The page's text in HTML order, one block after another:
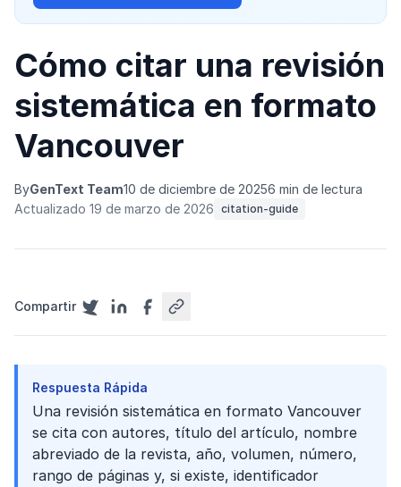
Cómo citar una revisión
sistemática en formato
Vancouver
ByGenText Team10 de diciembre de 20256 min de lectura
Actualizado 19 de marzo de 2026 citation-guide
Compartir
Respuesta Rápida
Una revisión sistemática en formato Vancouver
se cita con autores, título del artículo, nombre
abreviado de la revista, año, volumen, número,
rango de páginas y, si existe, identificador